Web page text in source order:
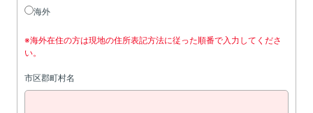
海外
※海外在住の方は現地の住所表記方法に従った順番で入力してくださ
い。
市区郡町村名